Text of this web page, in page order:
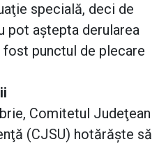
specială, deci de
pot aştepta derularea
punctul de plecare
Comitetul Judeţean
(CJSU) hotărăşte să